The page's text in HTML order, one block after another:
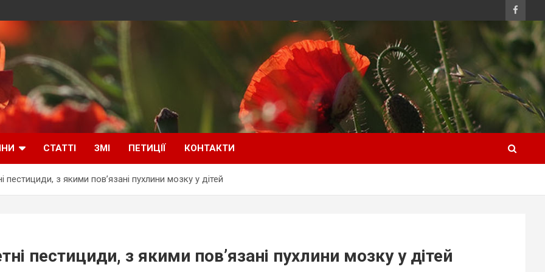
СТАТТІ ЗМІ ПЕТИЦІЇ КОНТАКТИ
пестициди, з якими пов’язані пухлини мозку у дітей
пестициди, з якими пов’язані пухлини мозку у дітей